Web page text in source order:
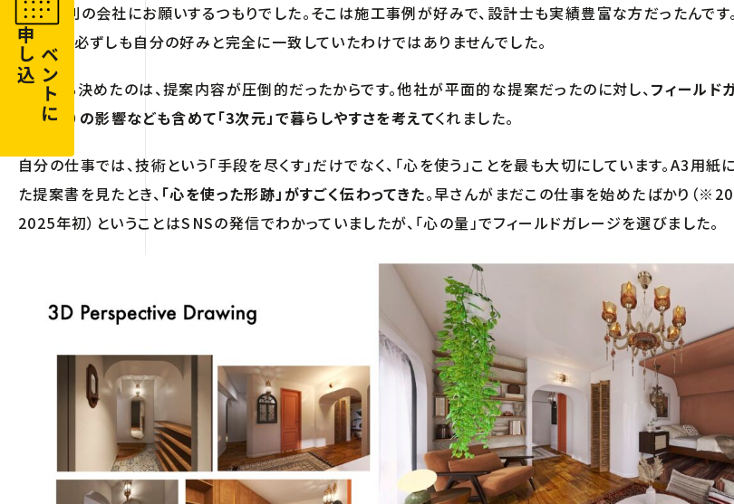
最初は別の会社にお願いするつもりでした。そこは施工事例が好みで、設計士も実績豊富な方だったんです
事例は、必ずしも自分の好みと完全に一致していたわけではありませんでした。
それでも決めたのは、提案内容が圧倒的だったからです。他社が平面的な提案だったのに対し、フィールド
梁（はり）の影響なども含めて「3次元」で暮らしやすさを考えてくれました。
自分の仕事では、技術という「手段を尽くす」だけでなく、「心を使う」ことを最も大切にしています。A3用
た提案書を見たとき、 「心を使った形跡」がすごく伝わってきた。早さんがまだこの仕事を始めたばかり（
2025年初）ということはSNSの発信でわかっていましたが、「心の量」でフィールドガレージを選びました。
イベントに
申し込む